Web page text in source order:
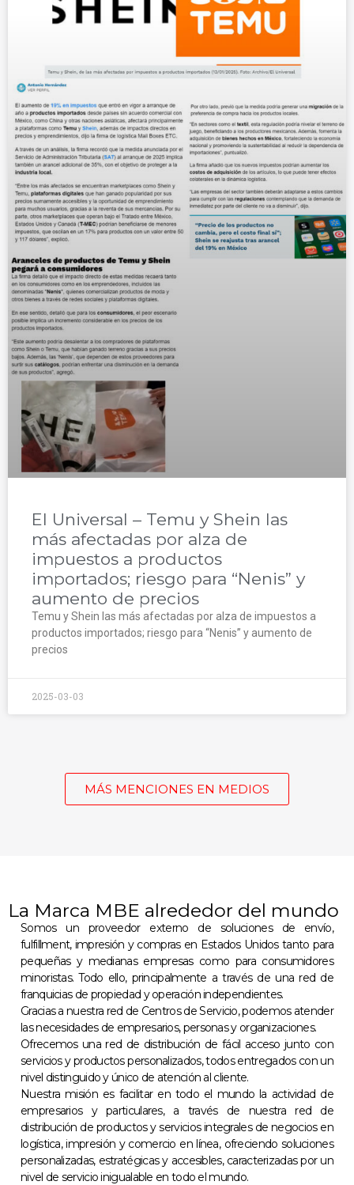
El Universal – Temu y Shein las
más afectadas por alza de
impuestos a productos
importados; riesgo para “Nenis” y
aumento de precios
Temu y Shein las más afectadas por alza de impuestos a
productos importados; riesgo para “Nenis” y aumento de
precios
2025-03-03
MÁS MENCIONES EN MEDIOS
La Marca MBE alrededor del mundo
Somos un proveedor externo de soluciones de envío,
fulfillment, impresión y compras en Estados Unidos tanto para
pequeñas y medianas empresas como para consumidores
minoristas. Todo ello, principalmente a través de una red de
franquicias de propiedad y operación independientes.
Gracias a nuestra red de Centros de Servicio, podemos atender
las necesidades de empresarios, personas y organizaciones.
Ofrecemos una red de distribución de fácil acceso junto con
servicios y productos personalizados, todos entregados con un
nivel distinguido y único de atención al cliente.
Nuestra misión es facilitar en todo el mundo la actividad de
empresarios y particulares, a través de nuestra red de
distribución de productos y servicios integrales de negocios en
logística, impresión y comercio en línea, ofreciendo soluciones
personalizadas, estratégicas y accesibles, caracterizadas por un
nivel de servicio inigualable en todo el mundo.